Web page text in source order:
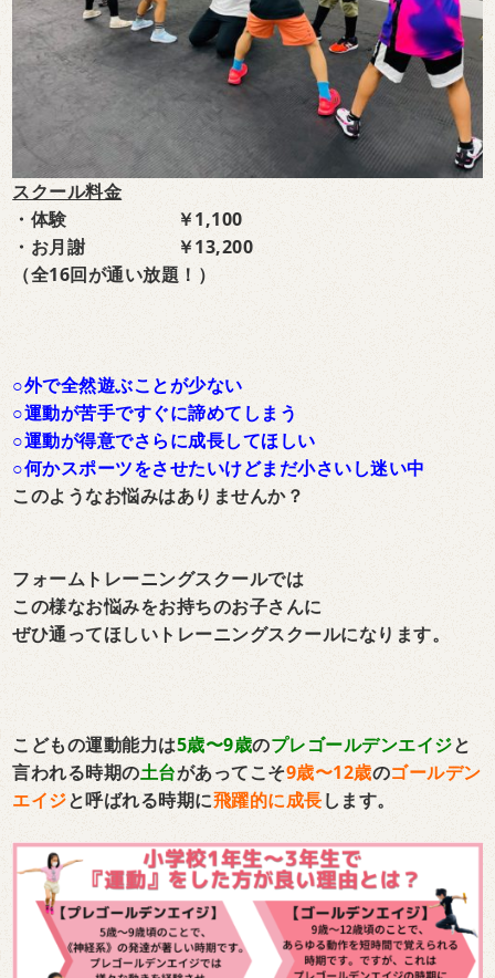
スクール料金
・体験 ￥1,100
・お月謝 ￥13,200
（全16回が通い放題！）
○外で全然遊ぶことが少ない
○運動が苦手ですぐに諦めてしまう
○運動が得意でさらに成長してほしい
○何かスポーツをさせたいけどまだ小さいし迷い中
このようなお悩みはありませんか？
フォームトレーニングスクールでは
この様なお悩みをお持ちのお子さんに
ぜひ通ってほしいトレーニングスクールになります。
こどもの運動能力は5歳〜9歳のプレゴールデンエイジと
言われる時期の土台があってこそ9歳〜12歳のゴールデン
エイジと呼ばれる時期に飛躍的に成長します。